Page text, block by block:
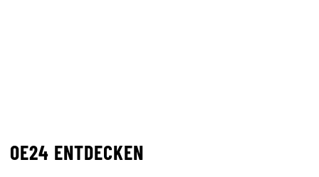
OE24 ENTDECKEN